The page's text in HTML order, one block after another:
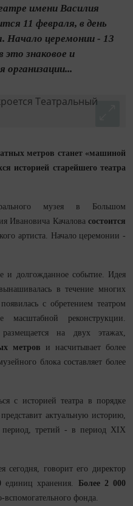
имени Василия
11 февраля, в день
Начало церемонии - 13
это знаковое и
организации...
метров станет «машиной
историей старейшего театра
музея в Большом
Ивановича Качалова состоится
артиста. Начало церемонии -
и долгожданное событие. Идея
в течение многих
с обретением театром
реконструкции.
на двух этажах,
метров и насчитывает более
блока составляет более
с историей театра в порядке
актуальную историю,
период, третий - в период XIX
сегодня, говорит его директор
единиц хранения. Более 2 000
фонда.